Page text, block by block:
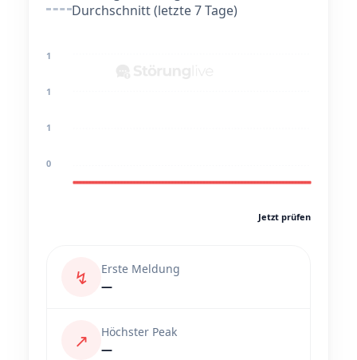
Durchschnitt (letzte 7 Tage)
1
1
1
0
Jetzt prüfen
↯
Erste Meldung
—
↗
Höchster Peak
—